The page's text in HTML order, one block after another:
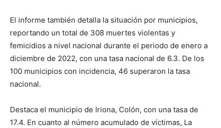
El informe también detalla la situación por municipios,
reportando un total de 308 muertes violentas y
femicidios a nivel nacional durante el periodo de enero a
diciembre de 2022, con una tasa nacional de 6.3. De los
100 municipios con incidencia, 46 superaron la tasa
nacional.
Destaca el municipio de Iriona, Colón, con una tasa de
17.4. En cuanto al número acumulado de víctimas, La